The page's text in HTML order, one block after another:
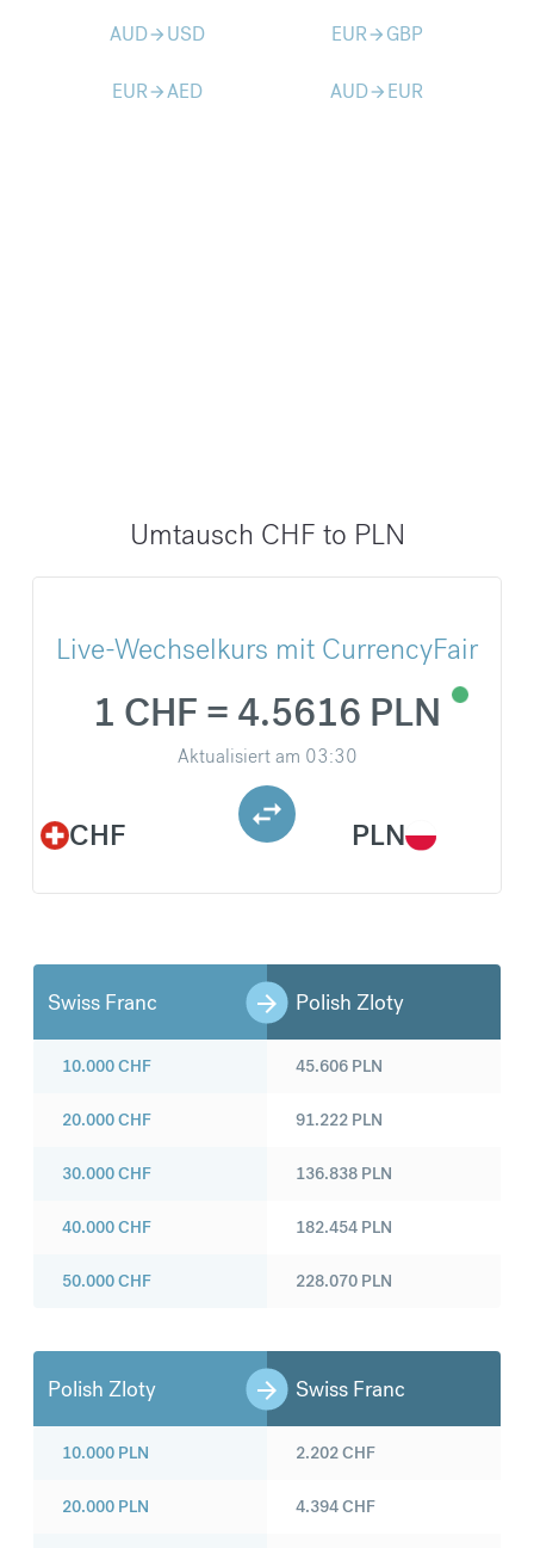
AUDarrow_forward USD EURarrow_forward GBP
EURarrow_forwardAED AUDarrow_forward EUR
Umtausch CHF to PLN
Live-Wechselkurs mit CurrencyFair
CHF
1 CHF = 4.5616 PLN
Aktualisiert am 03:30
PLN
Swiss Franc Polish Zloty
10.000CHF
20.000CHF
30.000CHF
40.000CHF
50.000CHF
45.606 PLN
91.222 PLN
136.838 PLN
182.454 PLN
228.070 PLN
Polish Zloty Swiss Franc
10.000 PLN
20.000 PLN
2.202CHF
4.394CHF